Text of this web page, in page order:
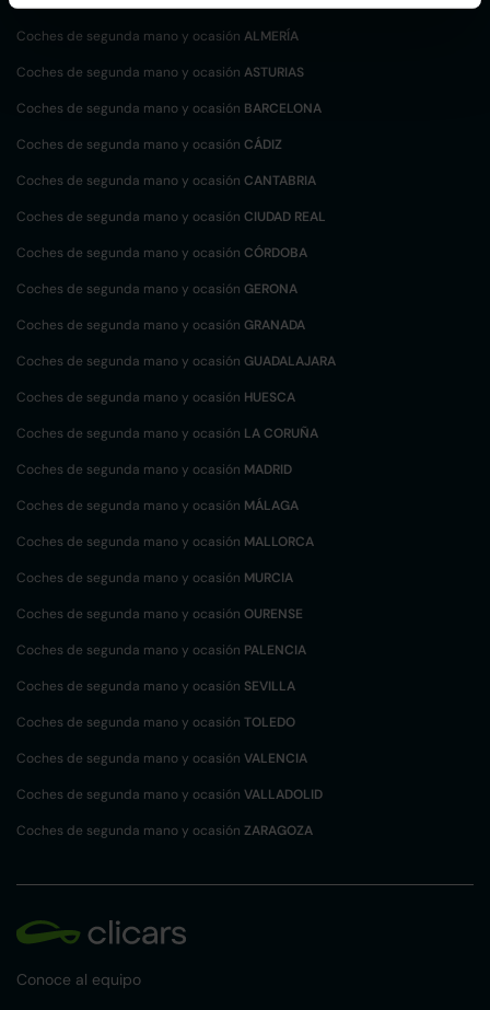
Coches de segunda mano y ocasión ALMERÍA
Coches de segunda mano y ocasión ASTURIAS
Coches de segunda mano y ocasión BARCELONA
Coches de segunda mano y ocasión CÁDIZ
Coches de segunda mano y ocasión CANTABRIA
Coches de segunda mano y ocasión CIUDAD REAL
Coches de segunda mano y ocasión CÓRDOBA
Coches de segunda mano y ocasión GERONA
Coches de segunda mano y ocasión GRANADA
Coches de segunda mano y ocasión GUADALAJARA
Coches de segunda mano y ocasión HUESCA
Coches de segunda mano y ocasión LA CORUÑA
Coches de segunda mano y ocasión MADRID
Coches de segunda mano y ocasión MÁLAGA
Coches de segunda mano y ocasión MALLORCA
Coches de segunda mano y ocasión MURCIA
Coches de segunda mano y ocasión OURENSE
Coches de segunda mano y ocasión PALENCIA
Coches de segunda mano y ocasión SEVILLA
Coches de segunda mano y ocasión TOLEDO
Coches de segunda mano y ocasión VALENCIA
Coches de segunda mano y ocasión VALLADOLID
Coches de segunda mano y ocasión ZARAGOZA
Conoce al equipo